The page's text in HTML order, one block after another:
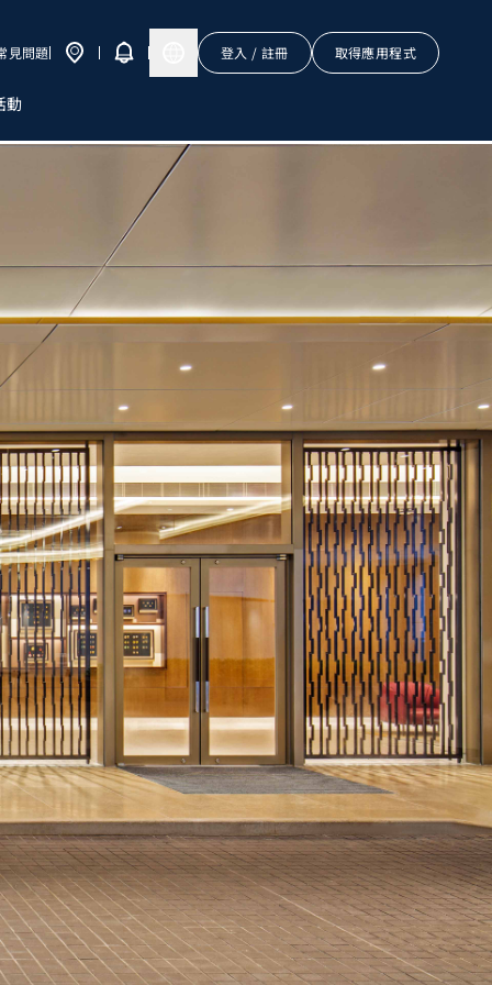
見問題 登入 / 註冊 取得應用程式
動